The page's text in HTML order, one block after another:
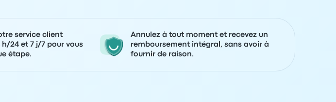
service client
24 et 7 j/7 pour vous
étape.
Annulez à tout moment et recevez un
remboursement intégral, sans avoir à
fournir de raison.